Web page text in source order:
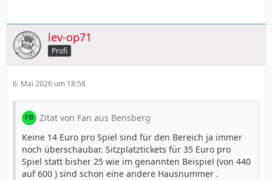
lev-op71
Profi
6. Mai 2026 um 18:58
Zitat von Fan aus Bensberg
Keine 14 Euro pro Spiel sind für den Bereich ja immer
noch überschaubar. Sitzplatztickets für 35 Euro pro
Spiel statt bisher 25 wie im genannten Beispiel (von 440
auf 600 ) sind schon eine andere Hausnummer .